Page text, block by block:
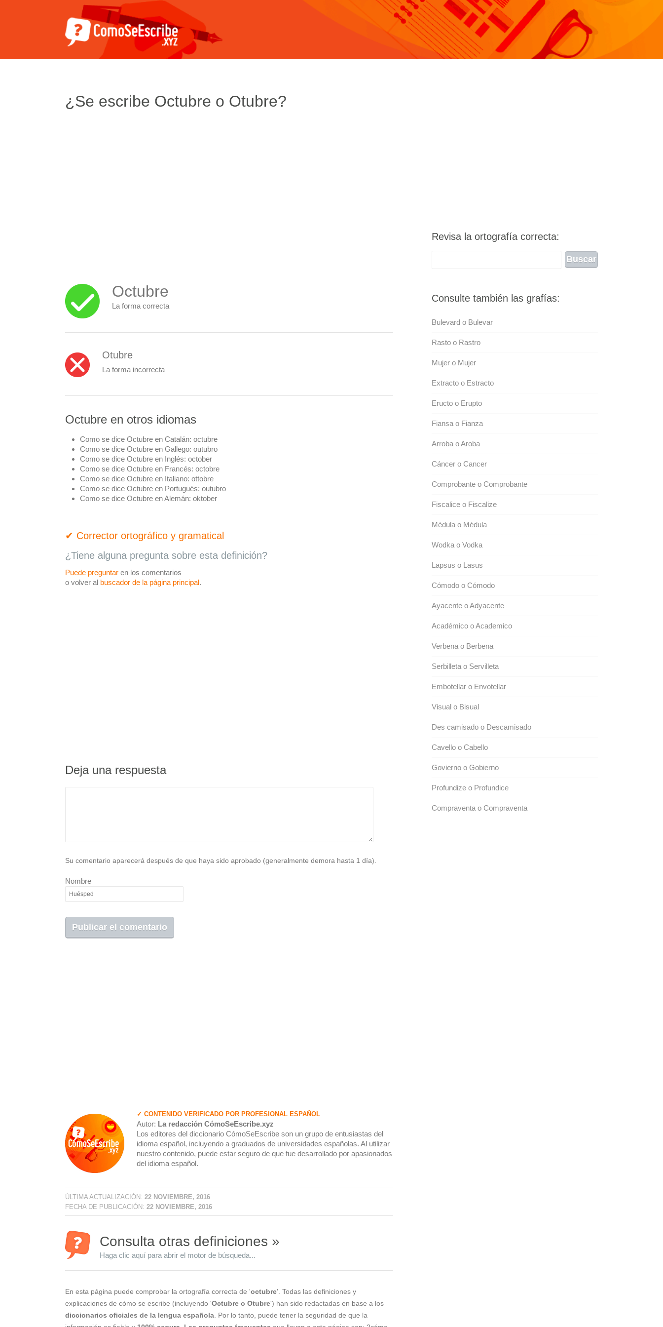
¿Se escribe Octubre o Otubre?
Octubre
La forma correcta
Otubre
La forma incorrecta
Octubre en otros idiomas
Como se dice Octubre en Catalán: octubre
Como se dice Octubre en Gallego: outubro
Como se dice Octubre en Inglés: october
Como se dice Octubre en Francés: octobre
Como se dice Octubre en Italiano: ottobre
Como se dice Octubre en Portugués: outubro
Como se dice Octubre en Alemán: oktober
✔ Corrector ortográfico y gramatical
¿Tiene alguna pregunta sobre esta definición?
Puede preguntar en los comentarios
o volver al buscador de la página principal.
Deja una respuesta
Su comentario aparecerá después de que haya sido aprobado (generalmente demora hasta 1 día).
Nombre
✓ CONTENIDO VERIFICADO POR PROFESIONAL ESPAÑOL
Autor: La redacción CómoSeEscribe.xyz
Los editores del diccionario CómoSeEscribe son un grupo de entusiastas del
idioma español, incluyendo a graduados de universidades españolas. Al utilizar
nuestro contenido, puede estar seguro de que fue desarrollado por apasionados
del idioma español.
ÚLTIMA ACTUALIZACIÓN: 22 NOVIEMBRE, 2016
FECHA DE PUBLICACIÓN: 22 NOVIEMBRE, 2016
Consulta otras definiciones »
Haga clic aquí para abrir el motor de búsqueda...
En esta página puede comprobar la ortografía correcta de 'octubre'. Todas las definiciones y
explicaciones de cómo se escribe (incluyendo 'Octubre o Otubre') han sido redactadas en base a los
diccionarios oficiales de la lengua española . Por lo tanto, puede tener la seguridad de que la
Revisa la ortografía correcta:
Consulte también las grafías:
Bulevard o Bulevar
Rasto o Rastro
Mujer o Mujer
Extracto o Estracto
Eructo o Erupto
Fiansa o Fianza
Arroba o Aroba
Cáncer o Cancer
Comprobante o Comprobante
Fiscalice o Fiscalize
Médula o Médula
Wodka o Vodka
Lapsus o Lasus
Cómodo o Cómodo
Ayacente o Adyacente
Académico o Academico
Verbena o Berbena
Serbilleta o Servilleta
Embotellar o Envotellar
Visual o Bisual
Des camisado o Descamisado
Cavello o Cabello
Govierno o Gobierno
Profundize o Profundice
Compraventa o Compraventa